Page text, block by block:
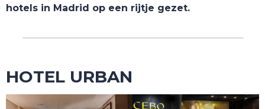
hotels in Madrid op een rijtje gezet.
HOTEL URBAN